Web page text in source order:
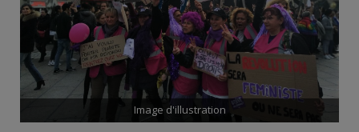
Image d'illustration